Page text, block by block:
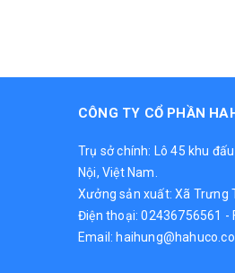
CÔNG TY CỔ PHẦN
Trụ sở chính: Lô 45 khu
Nội, Việt Nam.
Xưởng sản xuất: Xã Trưng
Điện thoại:02436756561 -
Email: